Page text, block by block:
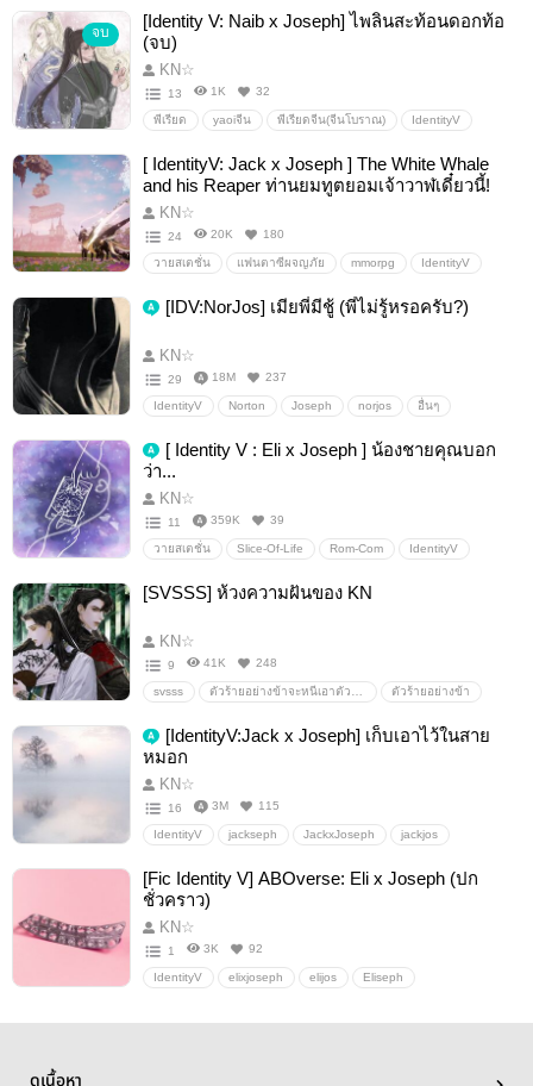
IdentityV JosephDesaulniers CarlSeph alljoseph
จบ
[Identity V: Naib x Joseph] ไพลินสะท้อนดอกท้อ
(จบ)
KN☆
13 1K 32
พีเรียด yaoiจีน พีเรียดจีน(จีนโบราณ) IdentityV
[ IdentityV: Jack x Joseph ] The White Whale
and his Reaper ท่านยมทูตยอมเจ้าวาฬเดี๋ยวนี้!
KN☆
24 20K 180
วายสเตชั่น แฟนตาซีผจญภัย mmorpg IdentityV
แจ็คxโจเซฟ
[IDV:NorJos] เมียพี่มีชู้ (พี่ไม่รู้หรอครับ?)
KN☆
29 18M 237
IdentityV Norton Joseph norjos อื่นๆ
[ Identity V : Eli x Joseph ] น้องชายคุณบอก
ว่า...
KN☆
11 359K 39
วายสเตชั่น Slice-Of-Life Rom-Com IdentityV
[SVSSS] ห้วงความฝันของ KN
KN☆
9 41K 248
svsss ตัวร้ายอย่างข้า
[IdentityV:Jack x Joseph] เก็บเอาไว้ในสาย
หมอก
KN☆
16 3M 115
IdentityV jackseph JackxJoseph jackjos
[Fic Identity V] ABOverse: Eli x Joseph (ปก
ชั่วคราว)
KN☆
1 3K 92
IdentityV elixjoseph elijos Eliseph